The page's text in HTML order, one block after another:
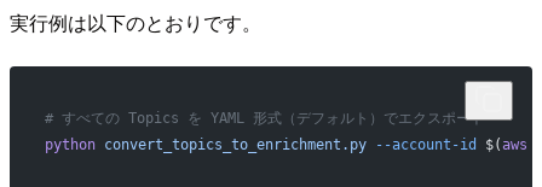
実行例は以下のとおりです。
# すべての Topics を YAML 形式（デフォルト）でエクスポート
python convert_topics_to_enrichment.py --account-id $(aws